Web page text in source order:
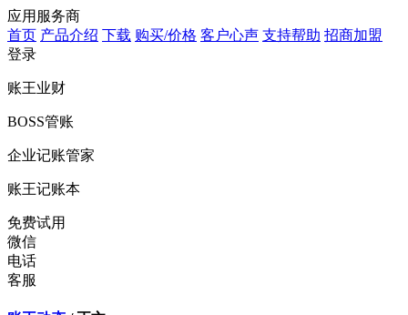
应用服务商
首页 产品介绍 下载 购买/价格 客户心声 支持帮助 招商加盟
登录
账王业财
BOSS管账
企业记账管家
账王记账本
免费试用
微信
电话
客服